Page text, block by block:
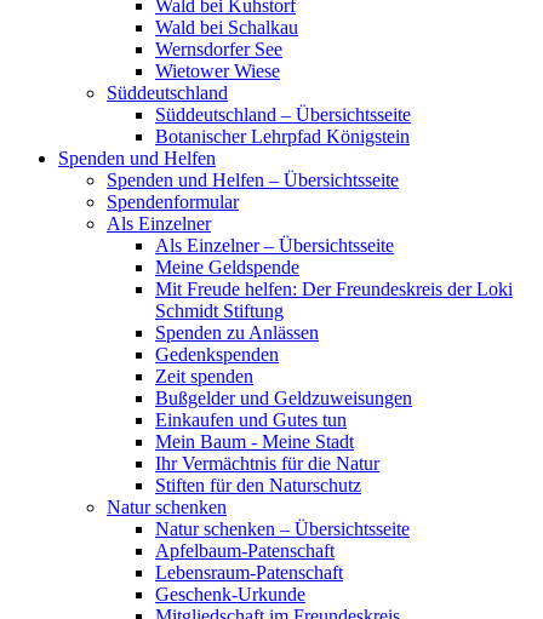
Wald bei Kuhstorf
Wald bei Schalkau
Wernsdorfer See
Wietower Wiese
Süddeutschland
Süddeutschland – Übersichtsseite
Botanischer Lehrpfad Königstein
Spenden und Helfen
Spenden und Helfen – Übersichtsseite
Spendenformular
Als Einzelner
Als Einzelner – Übersichtsseite
Meine Geldspende
Mit Freude helfen: Der Freundeskreis der Loki
Schmidt Stiftung
Spenden zu Anlässen
Gedenkspenden
Zeit spenden
Bußgelder und Geldzuweisungen
Einkaufen und Gutes tun
Mein Baum - Meine Stadt
Ihr Vermächtnis für die Natur
Stiften für den Naturschutz
Natur schenken
Natur schenken – Übersichtsseite
Apfelbaum-Patenschaft
Lebensraum-Patenschaft
Geschenk-Urkunde